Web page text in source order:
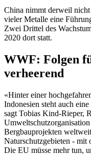
China nimmt derweil
vieler Metalle eine
Zwei Drittel des
2020 dort statt.
WWF: Folgen
verheerend
«Hinter einer
Indonesien steht auch
sagt Tobias Kind-Rieper,
Bergbauprojekten
Naturschutzgebieten - mit
Die EU müsse mehr tun,